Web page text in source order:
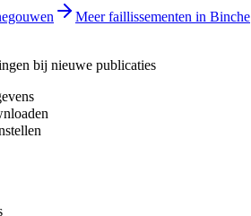
Meer faillissementen in Binche
bij nieuwe publicaties